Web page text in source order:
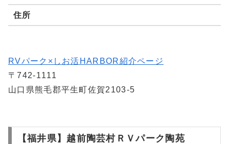
住所
RVパーク×しお活HARBOR紹介ページ
〒742-1111
山口県熊毛郡平生町佐賀2103-5
【福井県】越前陶芸村ＲＶパーク陶苑